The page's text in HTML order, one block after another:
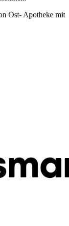
Ost- Apotheke mit